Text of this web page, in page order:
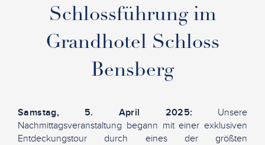
Schlossführung im
Grandhotel Schloss
Bensberg
Samstag, 5. April 2025: Unsere
Nachmittagsveranstaltung begann mit einer exklusiven
Entdeckungstour durch eines der größten